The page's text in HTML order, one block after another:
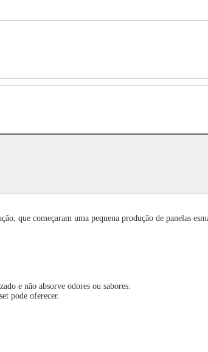
que começaram uma pequena produção de panelas
e não absorve odores ou sabores.
pode oferecer.